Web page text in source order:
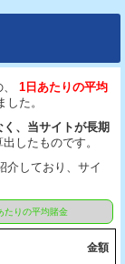
1日あたりの平均
た。
、当サイトが長期
したものです。
介しており、サイ
たりの平均賭金
金額